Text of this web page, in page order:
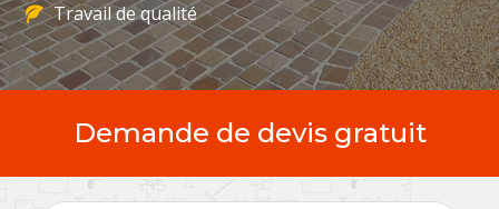
Travail de qualité
Demande de devis gratuit